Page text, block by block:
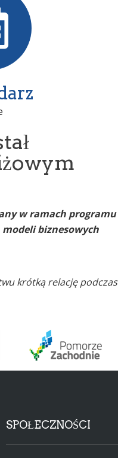
w ramach programu
modeli biznesowych
krótką relację podczas
SPOŁECZNOŚCI